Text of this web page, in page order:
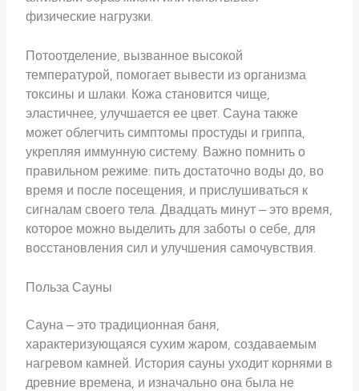
физические нагрузки.
Потоотделение, вызванное высокой
температурой, помогает вывести из организма
токсины и шлаки. Кожа становится чище,
эластичнее, улучшается ее цвет. Сауна также
может облегчить симптомы простуды и гриппа,
укрепляя иммунную систему. Важно помнить о
правильном режиме: пить достаточно воды до, во
время и после посещения, и прислушиваться к
сигналам своего тела. Двадцать минут – это время,
которое можно выделить для заботы о себе, для
восстановления сил и улучшения самочувствия.
Польза Сауны
Сауна – это традиционная баня,
характеризующаяся сухим жаром, создаваемым
нагревом камней. История сауны уходит корнями в
древние времена, и изначально она была не